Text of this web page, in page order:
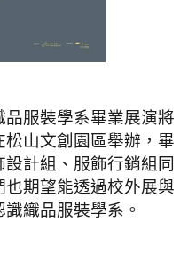
服裝學系畢業展演將
山文創園區舉辦，畢
計組、服飾行銷組同
期望能透過校外展與
織品服裝學系。